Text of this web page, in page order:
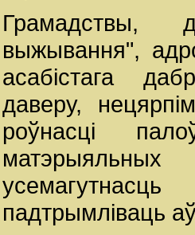
Грамадствы,
выжывання",
асабістага
даверу,
роўнасці
падтрымліваць